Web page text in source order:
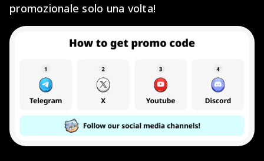
promozionale solo una volta!